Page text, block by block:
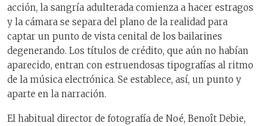
acción, la sangría adulterada comienza a hacer estragos
y la cámara se separa del plano de la realidad para
captar un punto de vista cenital de los bailarines
degenerando. Los títulos de crédito, que aún no habían
aparecido, entran con estruendosas tipografías al ritmo
de la música electrónica. Se establece, así, un punto y
aparte en la narración.
El habitual director de fotografía de Noé, Benoît Debie,